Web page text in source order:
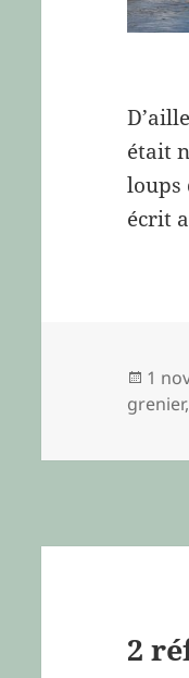
était
loups
écrit
le
1
grenier,
2